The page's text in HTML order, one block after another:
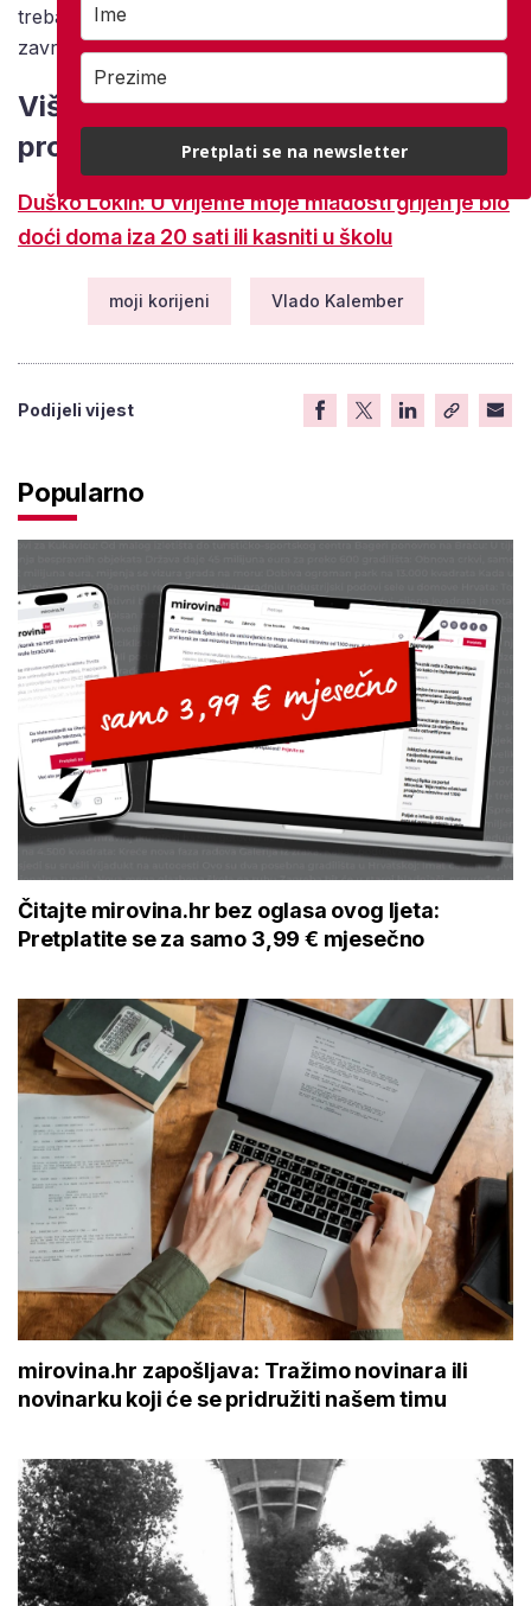
treba jako podržavati jer dok oni sviraju možemo i mi –
završava.
Više iz serijala Moji korijeni možete
pročitati u nastavku:
Duško Lokin: U vrijeme moje mladosti grijeh je bio
doći doma iza 20 sati ili kasniti u školu
moji korijeni Vlado Kalember
Podijeli vijest
Popularno
Čitajte mirovina.hr bez oglasa ovog ljeta:
Pretplatite se za samo 3,99 € mjesečno
mirovina.hr zapošljava: Tražimo novinara ili
novinarku koji će se pridružiti našem timu
Pretplati se na newsletter